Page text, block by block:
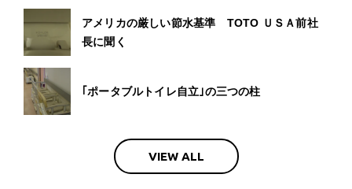
アメリカの厳しい節水基準 TOTO ＵＳＡ前社
長に聞く
｢ポータブルトイレ自立｣の三つの柱
VIEW ALL